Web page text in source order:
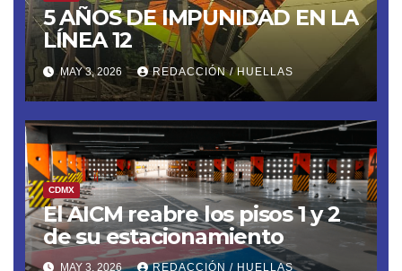
5 AÑOS DE IMPUNIDAD EN LA
LÍNEA 12
MAY 3, 2026 REDACCIÓN / HUELLAS
CDMX
El AICM reabre los pisos 1 y 2
de su estacionamiento
MAY 3, 2026 REDACCIÓN / HUELLAS